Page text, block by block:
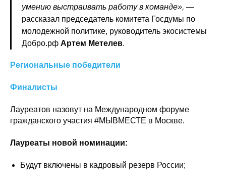
умению выстраивать работу в команде», —
рассказал председатель комитета Госдумы по
молодежной политике, руководитель экосистемы
Добро.рф Артем Метелев.
Региональные победители
Финалисты
Лауреатов назовут на Международном форуме
гражданского участия #МЫВМЕСТЕ в Москве.
Лауреаты новой номинации:
Будут включены в кадровый резерв России;